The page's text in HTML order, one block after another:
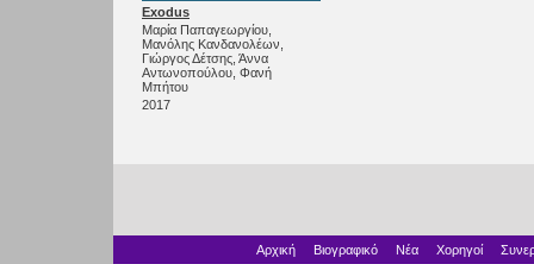
Exodus
Μαρία Παπαγεωργίου,
Μανόλης Κανδανολέων,
Γιώργος Δέτσης, Άννα
Αντωνοπούλου, Φανή
Μπήτου
2017
Αρχική Βιογραφικό Νέα Χορηγοί